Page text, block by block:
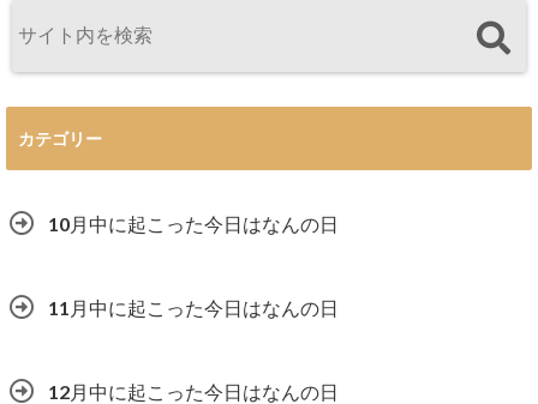
カテゴリー
10月中に起こった今日はなんの日
11月中に起こった今日はなんの日
12月中に起こった今日はなんの日